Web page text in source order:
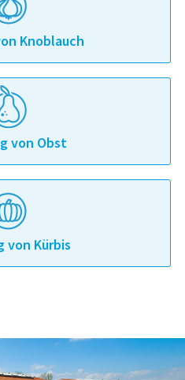
Knoblauch
von Obst
von Kürbis